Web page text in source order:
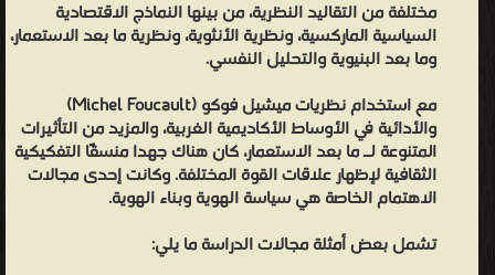
مختلفة من التقاليد النظرية، من بينها النماذج الاقتصادية
السياسية الماركسية، ونظرية الأنثوية، ونظرية ما بعد الاستعمار،
وما بعد البنيوية والتحليل النفسي.
مع استخدام نظريات ميشيل فوكو (Michel Foucault)
والأدائية في الأوساط الأكاديمية الغربية، والمزيد من التأثيرات
المتنوعة لـ ما بعد الاستعمار، كان هناك جهدا منسقًا التفكيكية
الثقافية لإظهار علاقات القوة المختلفة. وكانت إحدى مجالات
الاهتمام الخاصة هي سياسة الهوية وبناء الهوية.
تشمل بعض أمثلة مجالات الدراسة ما يلي: